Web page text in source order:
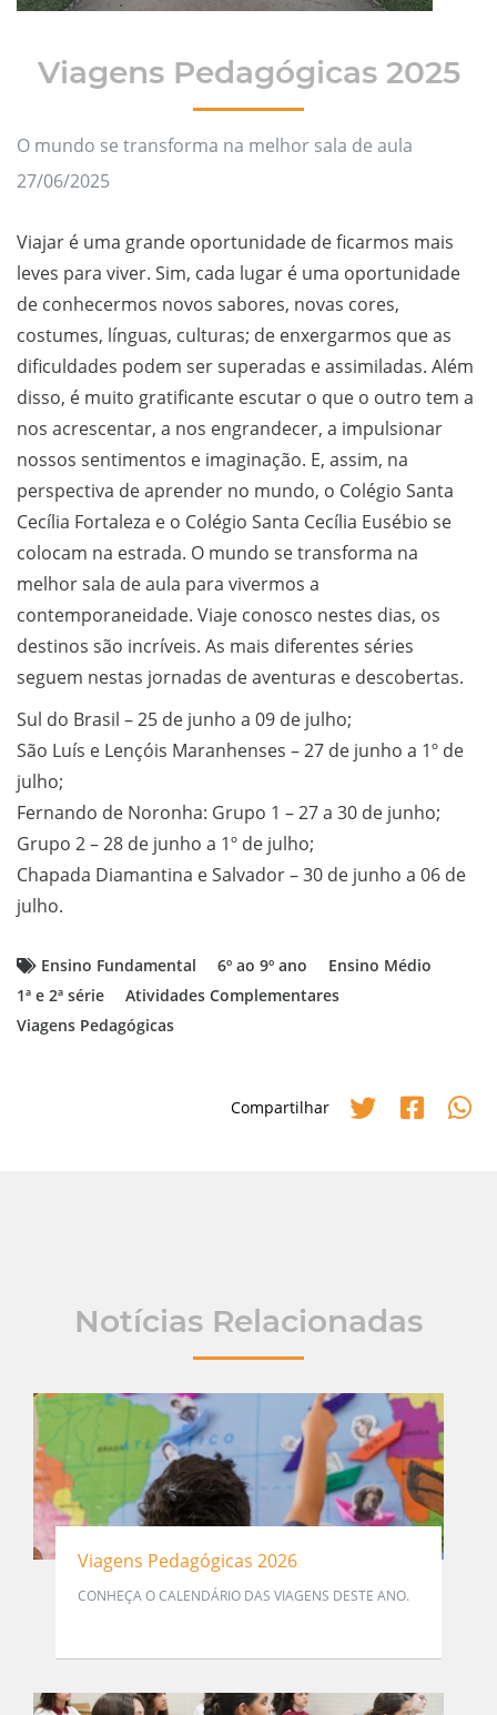
Viagens Pedagógicas 2025
O mundo se transforma na melhor sala de aula
27/06/2025
Viajar é uma grande oportunidade de ficarmos mais
leves para viver. Sim, cada lugar é uma oportunidade
de conhecermos novos sabores, novas cores,
costumes, línguas, culturas; de enxergarmos que as
dificuldades podem ser superadas e assimiladas. Além
disso, é muito gratificante escutar o que o outro tem a
nos acrescentar, a nos engrandecer, a impulsionar
nossos sentimentos e imaginação. E, assim, na
perspectiva de aprender no mundo, o Colégio Santa
Cecília Fortaleza e o Colégio Santa Cecília Eusébio se
colocam na estrada. O mundo se transforma na
melhor sala de aula para vivermos a
contemporaneidade. Viaje conosco nestes dias, os
destinos são incríveis. As mais diferentes séries
seguem nestas jornadas de aventuras e descobertas.
Sul do Brasil – 25 de junho a 09 de julho;
São Luís e Lençóis Maranhenses – 27 de junho a 1º de
julho;
Fernando de Noronha: Grupo 1 – 27 a 30 de junho;
Grupo 2 – 28 de junho a 1º de julho;
Chapada Diamantina e Salvador – 30 de junho a 06 de
julho.
Ensino Fundamental 6º ao 9º ano
Ensino Médio
1ª e 2ª série
Atividades Complementares
Viagens Pedagógicas
Compartilhar
Notícias Relacionadas
Viagens Pedagógicas 2026
CONHEÇA O CALENDÁRIO DAS VIAGENS DESTE ANO.